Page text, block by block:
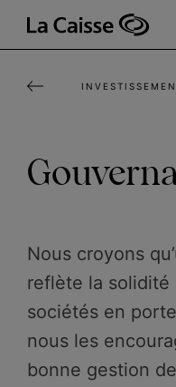
principal
Nous croyons
reflète la
sociétés en
nous les
bonne gestion